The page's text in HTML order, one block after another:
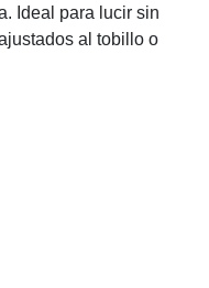
Ideal para lucir sin
al tobillo o